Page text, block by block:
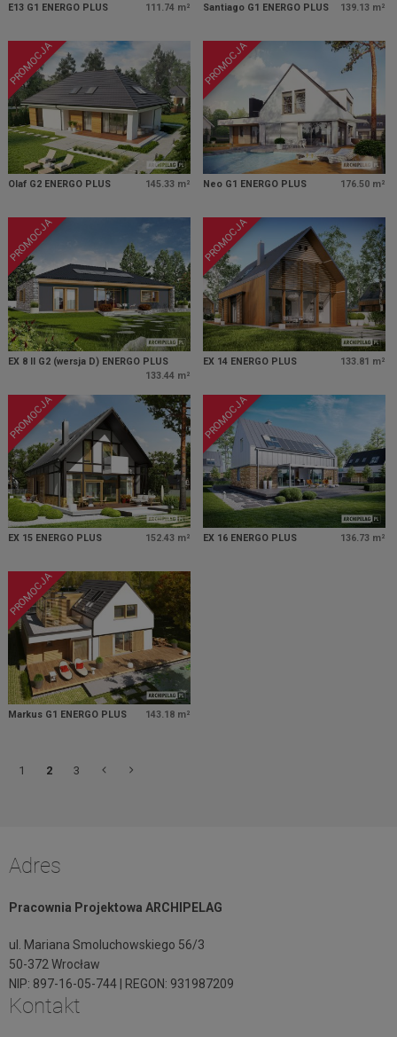
E13 G1 ENERGO PLUS 111.74 m² Santiago G1 ENERGO PLUS 139.13 m²
PROMOCJA
Olaf G2 ENERGO PLUS 145.33 m²
PROMOCJA
Neo G1 ENERGO PLUS 176.50 m²
PROMOCJA
EX 8 II G2 (wersja D) ENERGO PLUS
133.44 m²
PROMOCJA
EX 14 ENERGO PLUS 133.81 m²
PROMOCJA
EX 15 ENERGO PLUS 152.43 m²
PROMOCJA
EX 16 ENERGO PLUS 136.73 m²
PROMOCJA
Markus G1 ENERGO PLUS 143.18 m²
1 2 3
Adres
Pracownia Projektowa ARCHIPELAG
ul. Mariana Smoluchowskiego 56/3
50-372 Wrocław
NIP: 897-16-05-744 | REGON: 931987209
Kontakt